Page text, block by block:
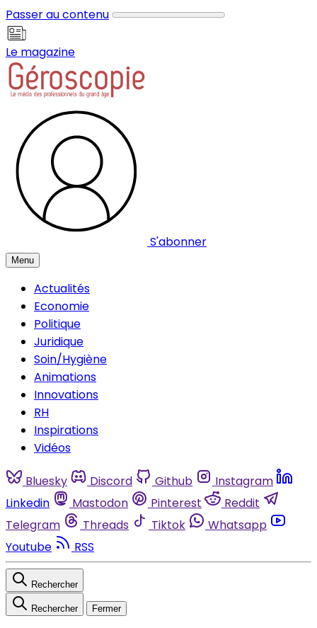
Passer au contenu
Le magazine
S'abonner
Menu
Actualités
Economie
Politique
Juridique
Soin/Hygiène
Animations
Innovations
RH
Inspirations
Vidéos
Bluesky Discord Github
Instagram
Linkedin
Mastodon Pinterest
Reddit
Telegram
Threads Tiktok
Whatsapp
Youtube
RSS
Rechercher
Rechercher Fermer
Panneau de gestion des cookies